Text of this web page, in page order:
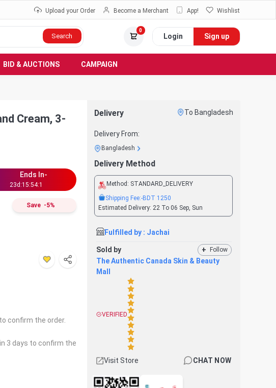
Upload your Order Become a Merchant App! Wishlist
Search
0
Login Sign up
BID & AUCTIONS CAMPAIGN
Cream, 3-
Ends In-
23d:15:54:0
Save -5%
confirm the order.
3 days to confirm the
Delivery To Bangladesh
Delivery From:
Bangladesh
Delivery Method
Method: STANDARD_DELIVERY
Shipping Fee:-BDT 1250
Estimated Delivery: 22 To 06 Sep, Sun
Fulfilled by : Jachai
Sold by + Follow
The Authentic Canada Skin & Beauty
Mall
VERIFIED
Visit Store CHAT NOW